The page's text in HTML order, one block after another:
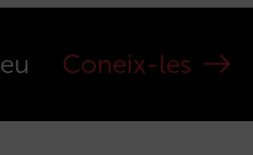
Coneix-les